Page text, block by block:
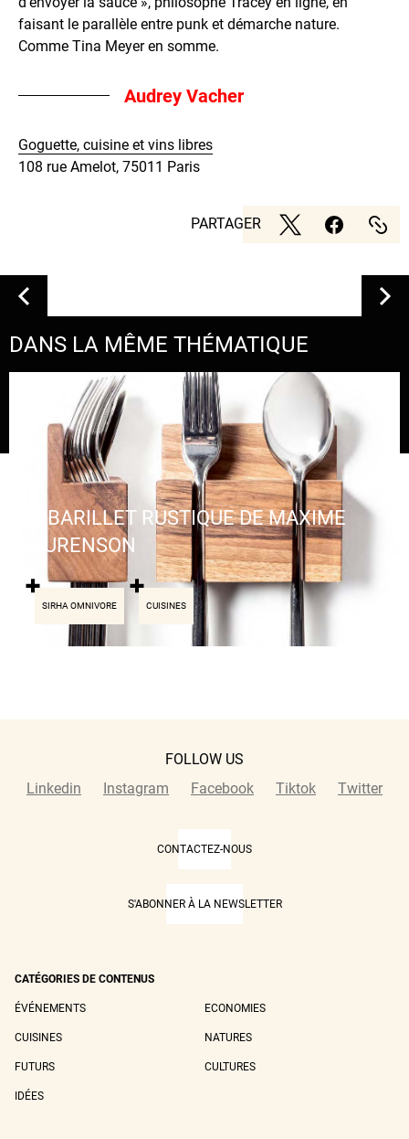
faisant le parallèle entre punk et démarche nature.
Comme Tina Meyer en somme.
Audrey Vacher
Goguette, cuisine et vins libres
108 rue Amelot, 75011 Paris
PARTAGER
DANS LA MÊME THÉMATIQUE
SIRHA OMNIVORE CUISINES
LE BARILLET RUSTIQUE DE MAXIME
LAURENSON
FOLLOW US
Linkedin
Instagram Facebook Tiktok Twitter
CONTACTEZ-NOUS
S'ABONNER À LA NEWSLETTER
CATÉGORIES DE CONTENUS
ÉVÉNEMENTS ECONOMIES
CUISINES NATURES
FUTURS CULTURES
IDÉES